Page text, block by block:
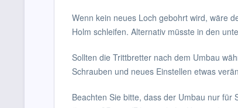
Wenn kein neues Loch gebohrt wird, wäre
Holm schleifen. Alternativ müsste in den
Sollten die Trittbretter nach dem Umbau
Schrauben und neues Einstellen etwas
Beachten Sie bitte, dass der Umbau nur für